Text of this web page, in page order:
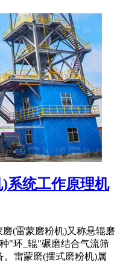
系统工作原理机
(雷蒙磨粉机)又称悬辊磨
"环_辊"碾磨结合气流筛
雷蒙磨(摆式磨粉机)属